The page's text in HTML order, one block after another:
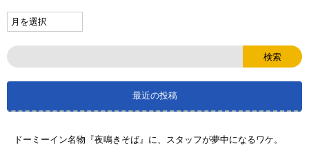
最近の投稿
ドーミーイン名物『夜鳴きそば』に、スタッフが夢中になるワケ。